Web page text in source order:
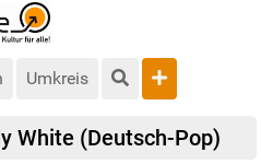
Umkreis
White (Deutsch-Pop)